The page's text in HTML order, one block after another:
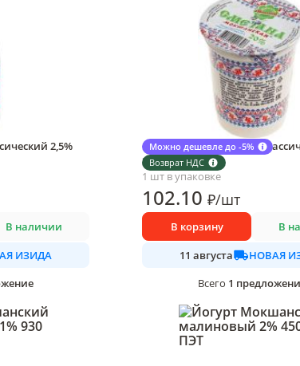
2,5%
В наличии
ИЗИДА
Можно дешевле до -5%
Возврат НДС
Сметана Мокшанский
300 гр., ПЭТ
1 шт в упаковке
102.10 ₽/шт
В корзину В
11 августа
НОВАЯ
Всего 1